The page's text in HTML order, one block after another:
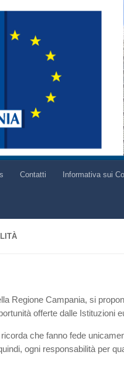
Contatti Informativa sui
Regione Campania, si
offerte dalle Istituzioni
che fanno fede
ogni responsabilità per